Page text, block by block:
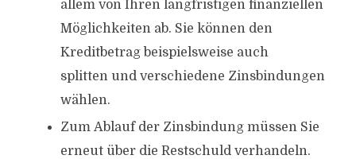
allem von Ihren langfristigen finanziellen
Möglichkeiten ab. Sie können den
Kreditbetrag beispielsweise auch
splitten und verschiedene Zinsbindungen
wählen.
Zum Ablauf der Zinsbindung müssen Sie
erneut über die Restschuld verhandeln.